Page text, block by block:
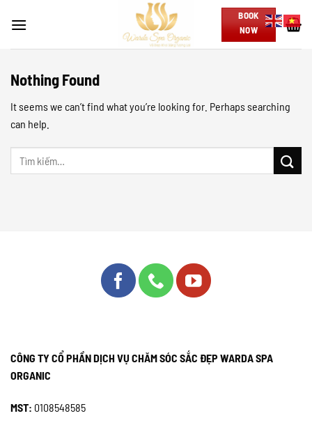
BOOK
NOW
Nothing Found
It seems we can’t find what you’re looking for. Perhaps searching
can help.
CÔNG TY CỔ PHẦN DỊCH VỤ CHĂM SÓC SẮC ĐẸP WARDA SPA
ORGANIC
MST: 0108548585